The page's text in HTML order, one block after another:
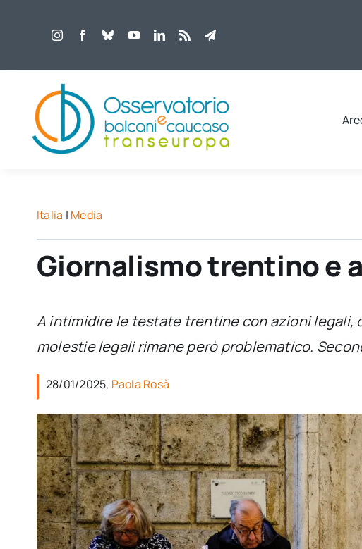
Italia | Media
Giornalismo trentino e
A intimidire le testate trentine con azioni legali,
molestie legali rimane però problematico.
28/01/2025, Paola Rosà